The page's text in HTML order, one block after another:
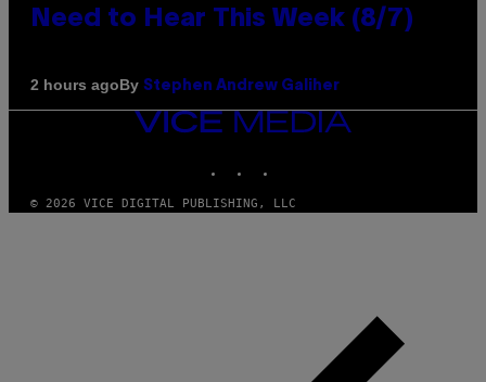
Need to Hear This Week (8/7)
2 hours agoBy Stephen Andrew Galiher
VICE
MEDIA
© 2026 VICE DIGITAL PUBLISHING, LLC